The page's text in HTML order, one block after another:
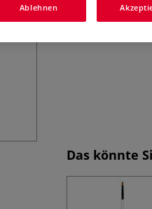
Das könnte
Ablehnen